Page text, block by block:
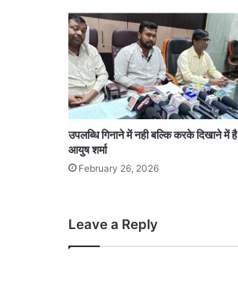
उपलब्धि गिनाने में नही बल्कि करके दिखाने में है
आयुष शर्मा
February 26, 2026
Leave a Reply